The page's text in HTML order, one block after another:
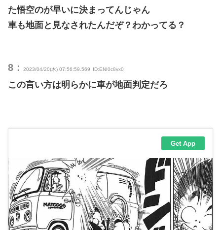
た悟空のが早いに決まってんじゃん
車も地面と見なされたんだぞ？わかってる？
8： 2023/04/20(木) 07:56:59.569 ID:ENI0c8vx0
この言い方は明らかに車が地面判定だろ